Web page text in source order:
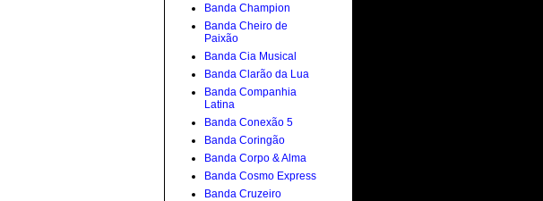
Banda Champion
Banda Cheiro de
Paixão
Banda Cia Musical
Banda Clarão da Lua
Banda Companhia
Latina
Banda Conexão 5
Banda Coringão
Banda Corpo & Alma
Banda Cosmo Express
Banda Cruzeiro